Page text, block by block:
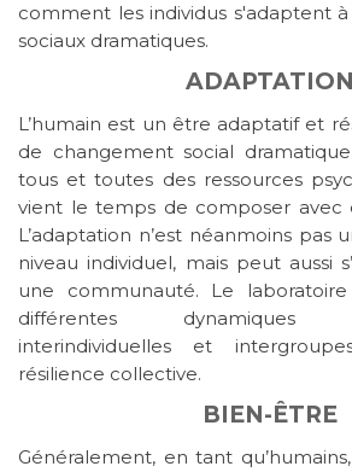
comment les individus s'adaptent
sociaux dramatiques.
ADAPTATION
L’humain est un être adaptatif et
de changement social
tous et toutes des ressources
vient le temps de composer avec
L’adaptation n’est néanmoins pas
niveau individuel, mais peut aussi
une communauté. Le laboratoire
différentes dynamiques
interindividuelles et
résilience collective.
BIEN-ÊTRE
Généralement, en tant